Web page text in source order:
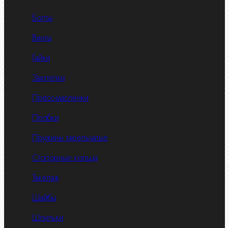
Болты
Винты
Гайки
Заклепки
Пресс-масленки
Пробки
Пружины тарельчатые
Стопорные кольца
Такелаж
Шайбы
Шпильки